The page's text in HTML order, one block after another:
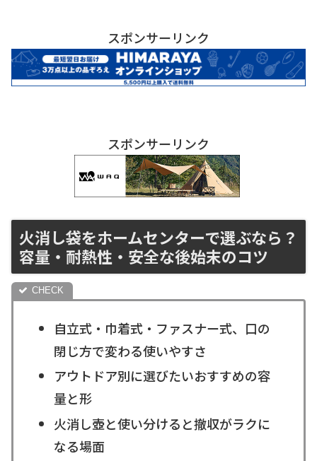
スポンサーリンク
スポンサーリンク
火消し袋をホームセンターで選ぶなら？
容量・耐熱性・安全な後始末のコツ
自立式・巾着式・ファスナー式、口の
閉じ方で変わる使いやすさ
アウトドア別に選びたいおすすめの容
量と形
火消し壺と使い分けると撤収がラクに
なる場面